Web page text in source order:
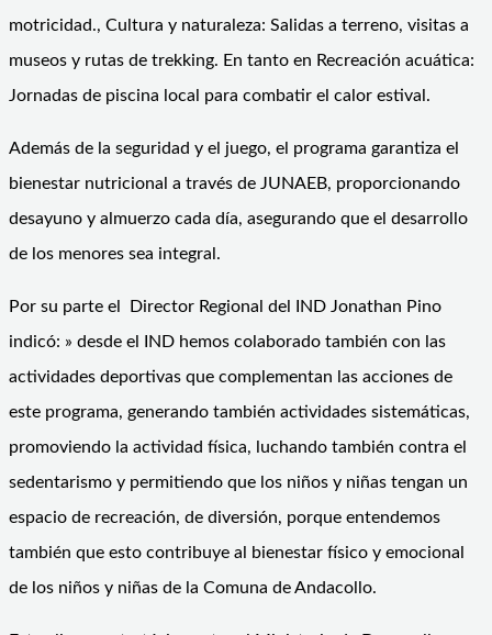
motricidad., Cultura y naturaleza: Salidas a terreno, visitas a
museos y rutas de trekking. En tanto en Recreación acuática:
Jornadas de piscina local para combatir el calor estival.
Además de la seguridad y el juego, el programa garantiza el
bienestar nutricional a través de JUNAEB, proporcionando
desayuno y almuerzo cada día, asegurando que el desarrollo
de los menores sea integral.
Por su parte el Director Regional del IND Jonathan Pino
indicó: » desde el IND hemos colaborado también con las
actividades deportivas que complementan las acciones de
este programa, generando también actividades sistemáticas,
promoviendo la actividad física, luchando también contra el
sedentarismo y permitiendo que los niños y niñas tengan un
espacio de recreación, de diversión, porque entendemos
también que esto contribuye al bienestar físico y emocional
de los niños y niñas de la Comuna de Andacollo.